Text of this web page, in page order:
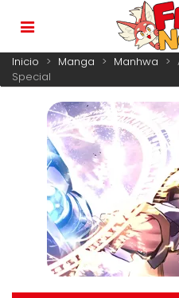
Inicio > Manga > Manhwa >
Special